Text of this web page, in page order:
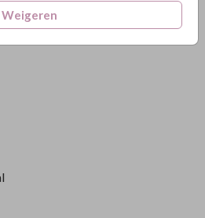
Weigeren